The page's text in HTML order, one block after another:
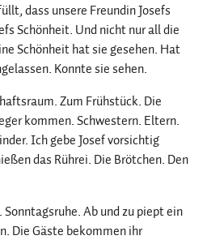
dass unsere Freundin Josefs
Schönheit. Und nicht nur all die
Schönheit hat sie gesehen. Hat
Konnte sie sehen.
Zum Frühstück. Die
kommen. Schwestern. Eltern.
Ich gebe Josef vorsichtig
das Rührei. Die Brötchen. Den
Ab und zu piept ein
Die Gäste bekommen ihr